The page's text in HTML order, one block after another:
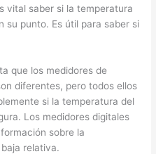
vital saber si la temperatura
su punto. Es útil para saber si
que los medidores de
diferentes, pero todos ellos
si la temperatura del
Los medidores digitales
sobre la
relativa.